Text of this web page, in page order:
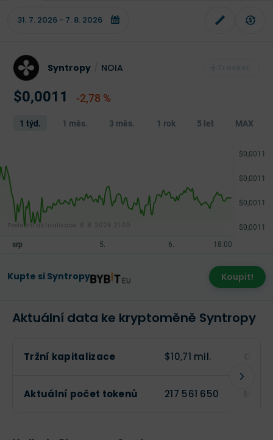
Syntropy NOIA
$0,0011 -2,78 %
1 týd. 1 měs. 3 měs. 1 rok 5 let MAX
Kupte si Syntropy Koupit!
Poslední aktualizace:
Aktuální data ke kryptoměně Syntropy
Tržní kapitalizace $10,71 mil.
Aktuální počet tokenů 217 561 650